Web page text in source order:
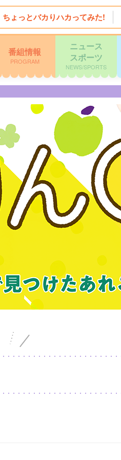
ちょっとバカりハカってみた!
番組情報
PROGRAM
ニュース
スポーツ
NEWS/SPORTS